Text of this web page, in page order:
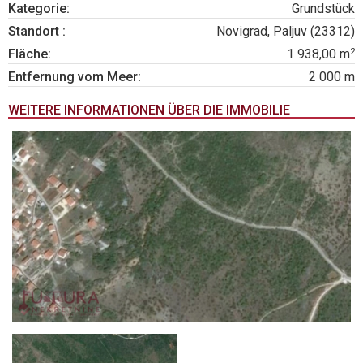
Kategorie:
Grundstück
Standort :
Novigrad, Paljuv (23312)
Fläche:
1 938,00 m2
Entfernung vom Meer: 2 000 m
WEITERE INFORMATIONEN ÜBER DIE IMMOBILIE